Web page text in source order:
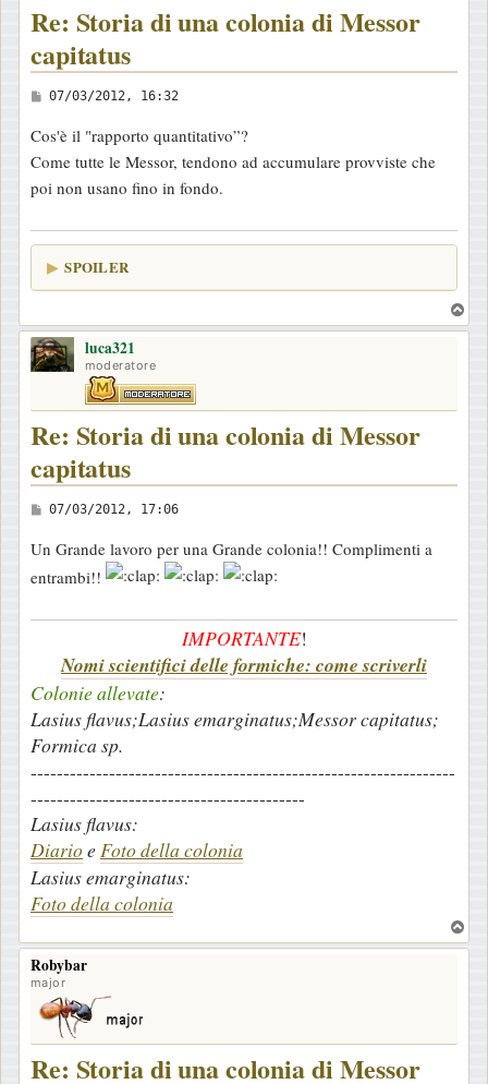
Re: Storia di una colonia di Messor
capitatus
M
s
s
a
g
i
07/03/2012, 16:32
Cos'è il "rapporto quantitativo”?
Come tutte le Messor, tendono ad accumulare provviste che
poi non usano fino in fondo.
SPOILER
o
luca321
moderatore
Re: Storia di una colonia di Messor
capitatus
M
s
s
i
o
07/03/2012, 17:06
Un Grande lavoro per una Grande colonia!! Complimenti a
entrambi!!
IMPORTANTE!
Nomi scientifici delle formiche: come scriverli
Colonie allevate:
Lasius flavus;Lasius emarginatus;Messor capitatus;
Formica sp.
-----------------------------------------------------------------
------------------------------------------
Lasius flavus:
DiarioeFoto della colonia
Lasius emarginatus:
Foto della colonia
o
Robybar
major
Re: Storia di una colonia di Messor